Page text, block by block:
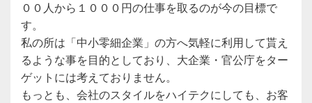
００人から１０００円の仕事を取るのが今の目標で
す。
私の所は「中小零細企業」の方へ気軽に利用して貰え
るような事を目的としており、大企業・官公庁をター
ゲットには考えておりません。
もっとも、会社のスタイルをハイテクにしても、お客